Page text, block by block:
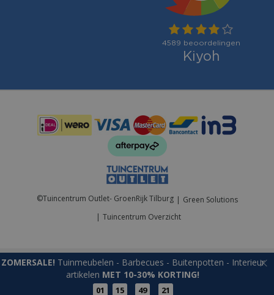
ZOMERSALE! Tuinmeubelen - Barbecues - Buitenpotten - Interieur
artikelen MET 10-30% KORTING!
01 15 49 21
©Tuincentrum Outlet- GroenRijk Tilburg
Green Solutions
Tuincentrum Overzicht